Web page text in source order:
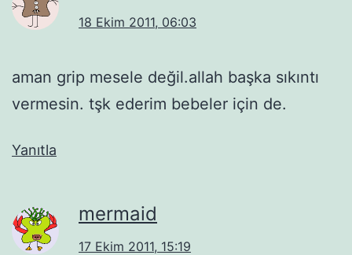
18 Ekim 2011, 06:03
aman grip mesele değil.allah başka sıkıntı
vermesin. tşk ederim bebeler için de.
Yanıtla
mermaid
17 Ekim 2011, 15:19